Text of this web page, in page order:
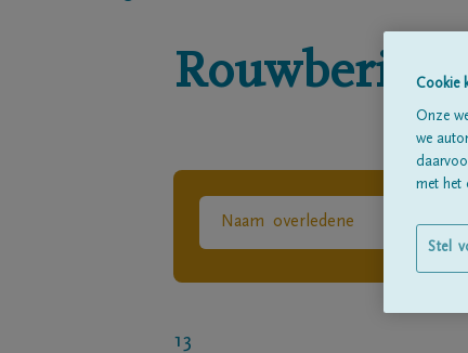
13
Cookie
Onze
we
met het
Stel